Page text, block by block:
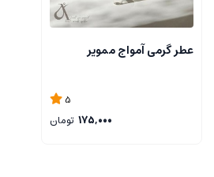
عطر گرمی آمواج ممویر
5
175,000 تومان